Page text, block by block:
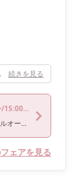
とができました。 続きを見る
18:00〜
＼予約数No.1／豪華20大特典×メイン料理試食×フルオーダーW体験
ェアを見る